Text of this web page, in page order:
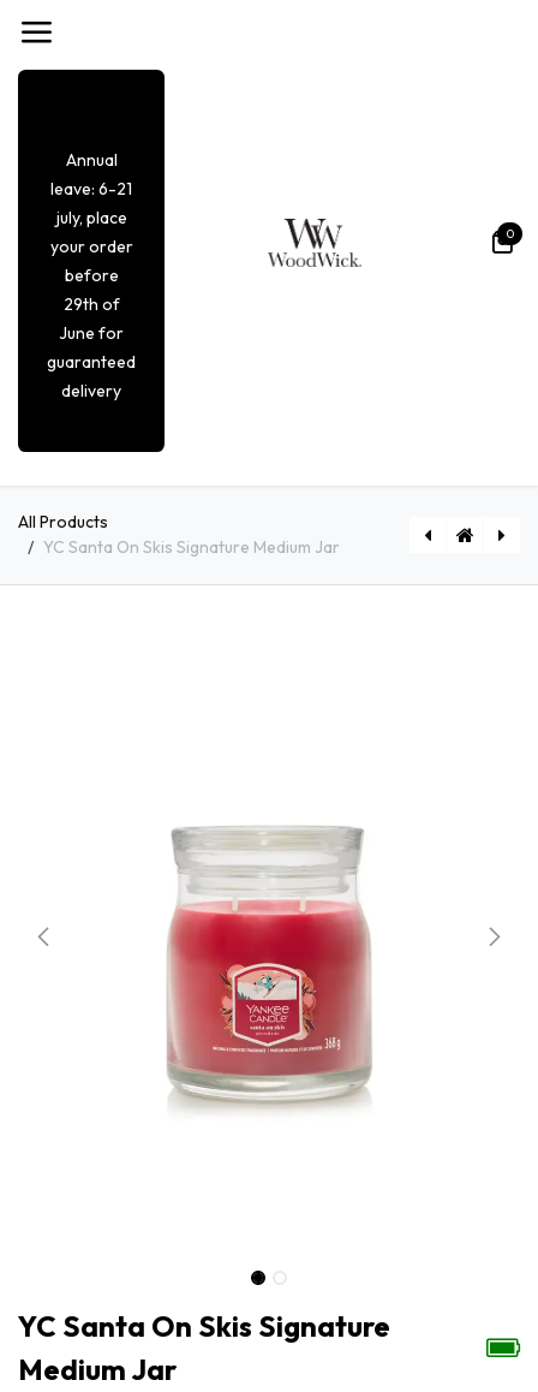
Annual
leave: 6-21
july, place
your order
before
29th of
June for
guaranteed
delivery
0
All Products
YC Santa On Skis Signature Medium Jar
YC Santa On Skis Signature
Medium Jar